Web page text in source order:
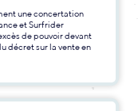
une concertation
et Surfrider
de pouvoir devant
décret sur la vente en